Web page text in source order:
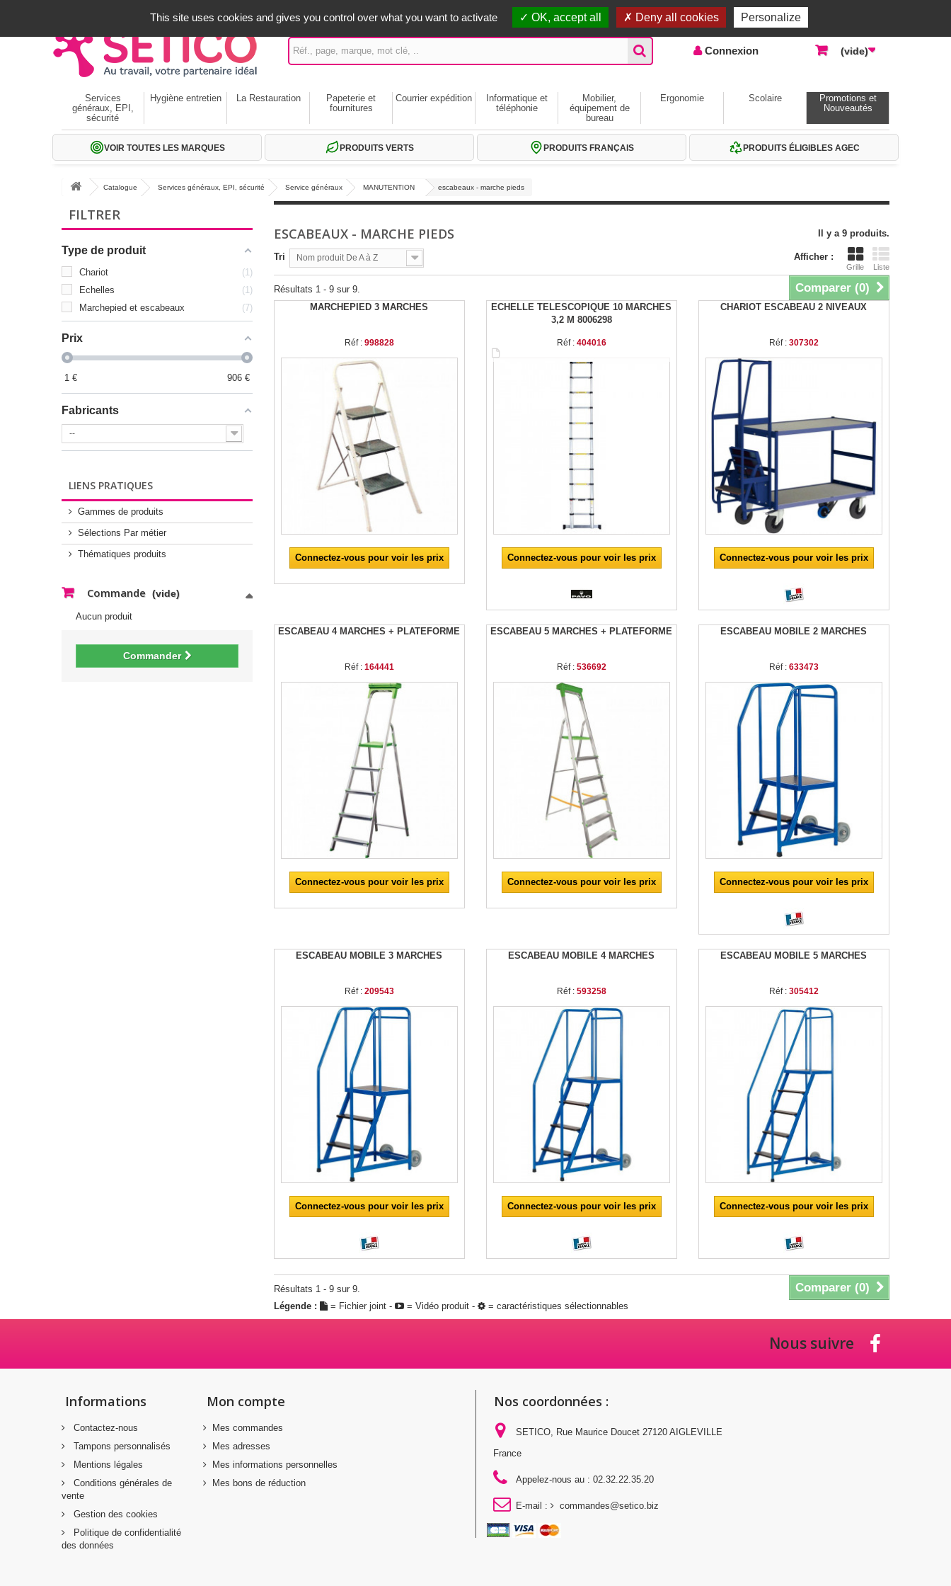
Accueil | Contactez-nous
Connexion (vide)
Services
généraux, EPI,
sécurité
Hygiène entretien La Restauration
Papeterie et
fournitures
Courrier expédition
Informatique et
téléphonie
Mobilier,
équipement de
bureau
Ergonomie Scolaire
Promotions et
Nouveautés
VOIR TOUTES LES MARQUES PRODUITS VERTS PRODUITS FRANÇAIS PRODUITS ÉLIGIBLES AGEC
Catalogue Services généraux, EPI, sécurité Service généraux MANUTENTION escabeaux - marche pieds
FILTRER
Type de produit
Chariot
1
Echelles
1
Marchepied et escabeaux
7
Prix
1 € 906 €
Fabricants
--
LIENS PRATIQUES
Gammes de produits
Sélections Par métier
Thématiques produits
Commande (vide)
Aucun produit
Commander
ESCABEAUX - MARCHE PIEDS Il y a 9 produits.
Afficher :
Grille Liste
Tri Nom produit De A à Z
Comparer (0)
Résultats 1 - 9 sur 9.
MARCHEPIED 3 MARCHES
Réf : 998828
Connectez-vous pour voir les prix
ECHELLE TELESCOPIQUE 10 MARCHES
3,2 M 8006298
Réf : 404016
Connectez-vous pour voir les prix
CHARIOT ESCABEAU 2 NIVEAUX
Réf : 307302
Connectez-vous pour voir les prix
ESCABEAU 4 MARCHES + PLATEFORME
Réf : 164441
Connectez-vous pour voir les prix
ESCABEAU 5 MARCHES + PLATEFORME
Réf : 536692
Connectez-vous pour voir les prix
ESCABEAU MOBILE 2 MARCHES
Réf : 633473
Connectez-vous pour voir les prix
ESCABEAU MOBILE 3 MARCHES
Réf : 209543
Connectez-vous pour voir les prix
ESCABEAU MOBILE 4 MARCHES
Réf : 593258
Connectez-vous pour voir les prix
ESCABEAU MOBILE 5 MARCHES
Réf : 305412
Connectez-vous pour voir les prix
Comparer (0)
Résultats 1 - 9 sur 9.
Légende :
= Fichier joint - = Vidéo produit - = caractéristiques sélectionnables
Nous suivre
Informations
Contactez-nous
Tampons personnalisés
Mentions légales
Conditions générales de
vente
Gestion des cookies
Politique de confidentialité
des données
Mon compte
Mes commandes
Mes adresses
Mes informations personnelles
Mes bons de réduction
Nos coordonnées :
SETICO, Rue Maurice Doucet 27120 AIGLEVILLE
France
Appelez-nous au : 02.32.22.35.20
E-mail : commandes@setico.biz
This site uses cookies and gives you control over what you want to activate OK, accept all Deny all cookies Personalize